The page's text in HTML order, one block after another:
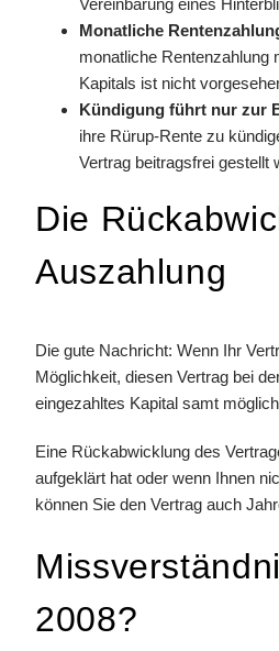
Vereinbarung eines
Monatliche
monatliche Rentenzahlung
Kapitals ist nicht
Kündigung führt nur zur
ihre Rürup-Rente zu
Vertrag beitragsfrei gestellt
Die
Auszahlung
Die gute Nachricht: Wenn Ihr
Möglichkeit, diesen Vertrag bei
eingezahltes Kapital samt
Eine Rückabwicklung des
aufgeklärt hat oder wenn Ihnen
können Sie den Vertrag auch
2008?